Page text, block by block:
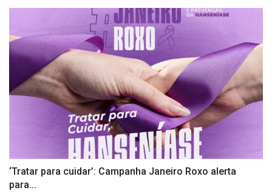
‘Tratar para cuidar’: Campanha Janeiro Roxo alerta
para...